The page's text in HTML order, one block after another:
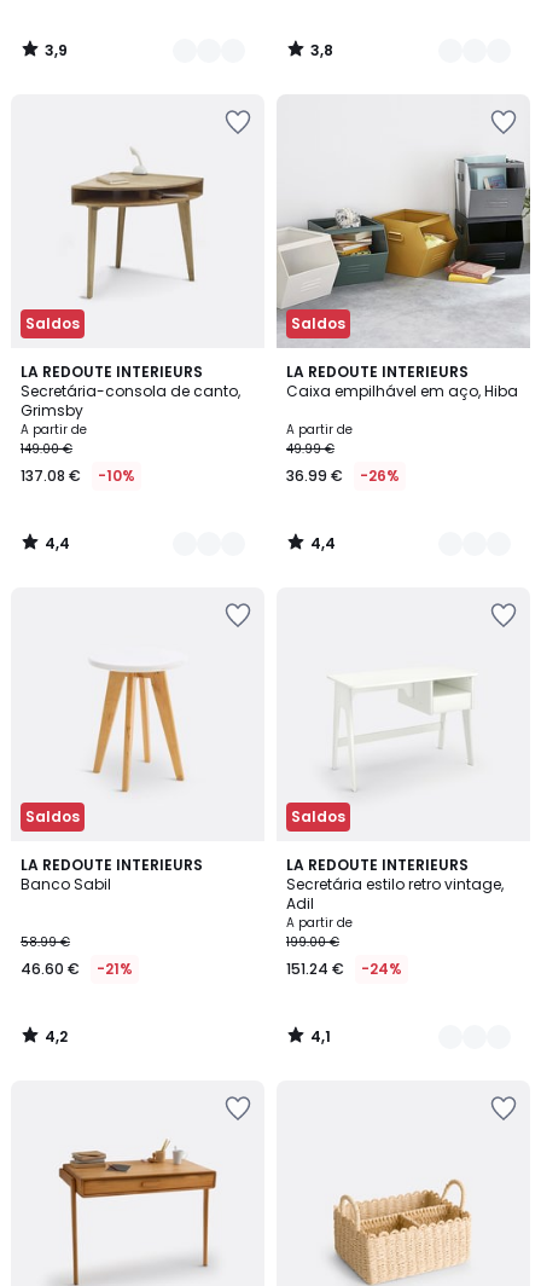
180.23
€
desconto
aplicado.
3,9
/
3,8
/
Saldos
LA REDOUTE INTERIEURS
Secretária-consola de canto,
Grimsby
A partir de
149.00 €
137.08 € -10%
4,4
/ 5
2
Cores
4,4
/
Saldos
LA REDOUTE INTERIEURS
Caixa empilhável em aço, Hiba
A partir de
49.99 €
36.99 € -26%
4,4
/ 5
5
Cores
4,4
/
Saldos
LA REDOUTE INTERIEURS
Banco Sabil
58.99 €
46.60 € -21%
4,2
/ 5
4,2
/
Saldos
LA REDOUTE INTERIEURS
Secretária estilo retro vintage,
Adil
A partir de
199.00 €
151.24 € -24%
4,1
/ 5
4
Cores
4,1
/